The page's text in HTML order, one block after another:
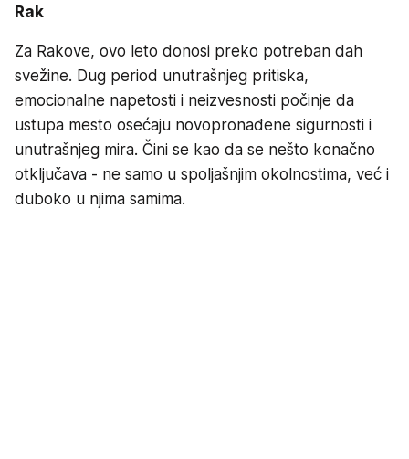
Rak
Za Rakove, ovo leto donosi preko potreban dah
svežine. Dug period unutrašnjeg pritiska,
emocionalne napetosti i neizvesnosti počinje da
ustupa mesto osećaju novopronađene sigurnosti i
unutrašnjeg mira. Čini se kao da se nešto konačno
otključava - ne samo u spoljašnjim okolnostima, već i
duboko u njima samima.